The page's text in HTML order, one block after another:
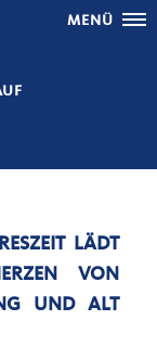
MENÜ
LÄDT
VON
UND ALT